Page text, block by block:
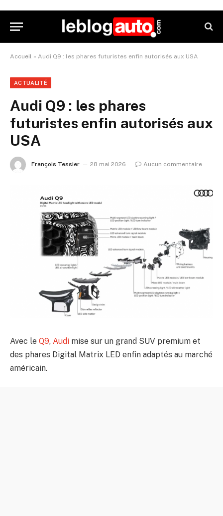
Accueil » Audi Q9 : les phares futuristes enfin autorisés aux USA
ACTUALITÉ
Audi Q9 : les phares
futuristes enfin autorisés aux
USA
François Tessier 28 mai 2026 Aucun commentaire
Avec le Q9, Audi mise sur un grand SUV premium et
des phares Digital Matrix LED enfin adaptés au marché
américain.